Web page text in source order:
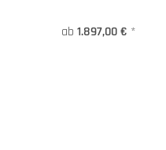
ab 1.897,00 € *